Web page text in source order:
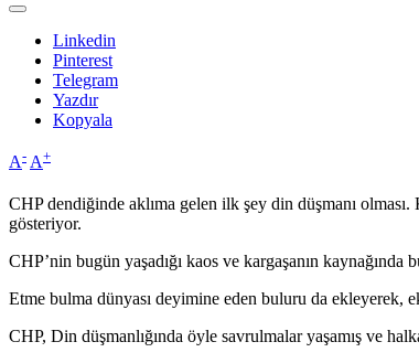
Linkedin
Pinterest
Telegram
Yazdır
Kopyala
A- A+
CHP dendiğinde aklıma gelen ilk şey din düşmanı
gösteriyor.
CHP’nin bugün yaşadığı kaos ve kargaşanın
Etme bulma dünyası deyimine eden buluru da ekleyerek,
CHP, Din düşmanlığında öyle savrulmalar yaşamış ve